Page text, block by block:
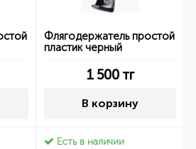
Флягодержатель простой
пластик черный
1 500тг
В корзину
Есть в наличии